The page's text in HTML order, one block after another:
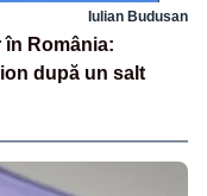
Iulian Budusan
în România:
după un salt